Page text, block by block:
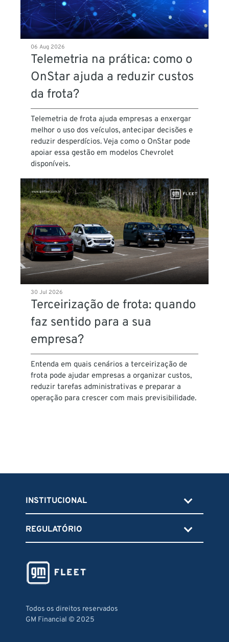
06 Aug 2026
Telemetria na prática: como o
OnStar ajuda a reduzir custos
da frota?
Telemetria de frota ajuda empresas a enxergar
melhor o uso dos veículos, antecipar decisões e
reduzir desperdícios. Veja como o OnStar pode
apoiar essa gestão em modelos Chevrolet
disponíveis.
30 Jul 2026
Terceirização de frota: quando
faz sentido para a sua
empresa?
Entenda em quais cenários a terceirização de
frota pode ajudar empresas a organizar custos,
reduzir tarefas administrativas e preparar a
operação para crescer com mais previsibilidade.
INSTITUCIONAL
REGULATÓRIO
Todos os direitos reservados
GM Financial © 2025